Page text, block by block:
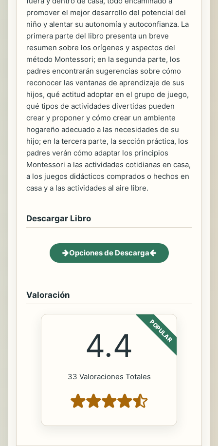
promover el mejor desarrollo del potencial del
niño y alentar su autonomía y autoconfianza. La
primera parte del libro presenta un breve
resumen sobre los orígenes y aspectos del
método Montessori; en la segunda parte, los
padres encontrarán sugerencias sobre cómo
reconocer las ventanas de aprendizaje de sus
hijos, qué actitud adoptar en el grupo de juego,
qué tipos de actividades divertidas pueden
crear y proponer y cómo crear un ambiente
hogareño adecuado a las necesidades de su
hijo; en la tercera parte, la sección práctica, los
padres verán cómo adaptar los principios
Montessori a las actividades cotidianas en casa,
a los juegos didácticos comprados o hechos en
casa y a las actividades al aire libre.
Descargar Libro
Opciones de Descarga
Valoración
POPULAR
4.4
33 Valoraciones Totales